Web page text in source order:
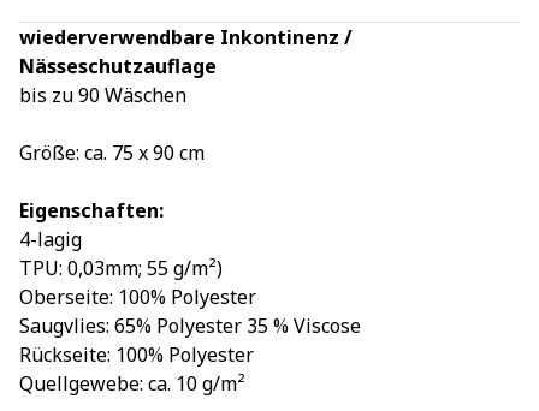
wiederverwendbare Inkontinenz /
Nässeschutzauflage
bis zu 90 Wäschen
Größe: ca. 75 x 90 cm
Eigenschaften:
4-lagig
TPU: 0,03mm; 55 g/m²)
Oberseite: 100% Polyester
Saugvlies: 65% Polyester 35 % Viscose
Rückseite: 100% Polyester
Quellgewebe: ca. 10 g/m²